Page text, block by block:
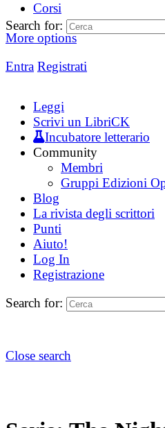
Corsi
More options
Entra Registrati
Search for:
Leggi
Scrivi un LibriCK
Incubatore letterario
Community
Membri
Gruppi Edizioni
Blog
La rivista degli scrittori
Punti
Aiuto!
Log In
Registrazione
Search for:
Close search